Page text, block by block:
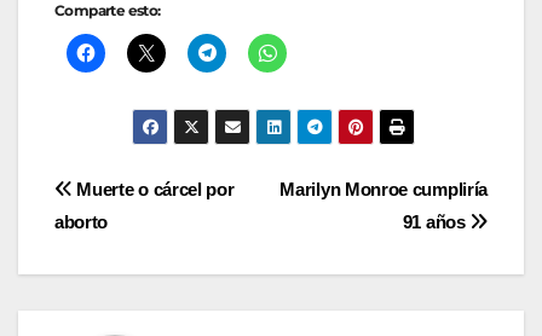
Comparte esto:
Navegación
Marilyn Monroe cumpliría
91 años
Muerte o cárcel por
aborto